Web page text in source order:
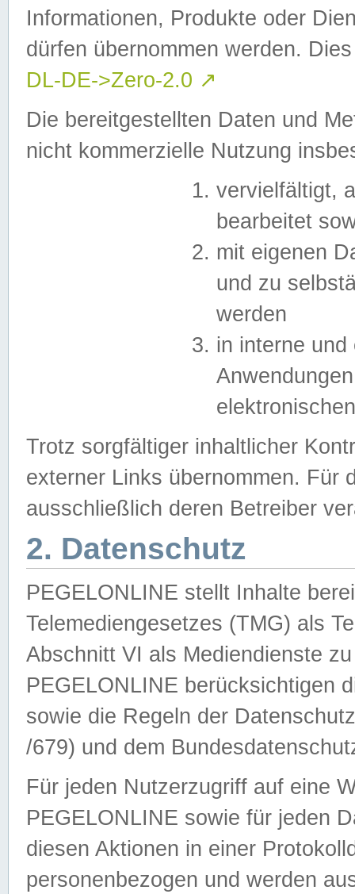
Informationen, Produkte oder
dürfen übernommen werden.
DL-DE->Zero-2.0 ↗
Die bereitgestellten Daten und
nicht kommerzielle Nutzung
vervielfältigt,
bearbeitet
mit eigenen
und zu
werden
in interne
Trotz sorgfältiger inhaltlicher
externer Links übernommen. Für
ausschließlich deren Betreiber
2. Datenschutz
PEGELONLINE stellt Inhalte
Telemediengesetzes (TMG) als
Abschnitt VI als Mediendienste
PEGELONLINE berücksichtigen
sowie die Regeln der
/679) und dem
Für jeden Nutzerzugriff auf eine
PEGELONLINE sowie für jeden
diesen Aktionen in einer
personenbezogen und werden